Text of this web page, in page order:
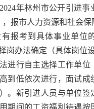
年林州市公开引进事
，报市人力资源和社会保
报考到具体事业单位
岗办法确定（具体岗位
进行自主选择工作单位
到低依次进行，面试成
。新引进人员与单位签
期间的工资福利待遇按